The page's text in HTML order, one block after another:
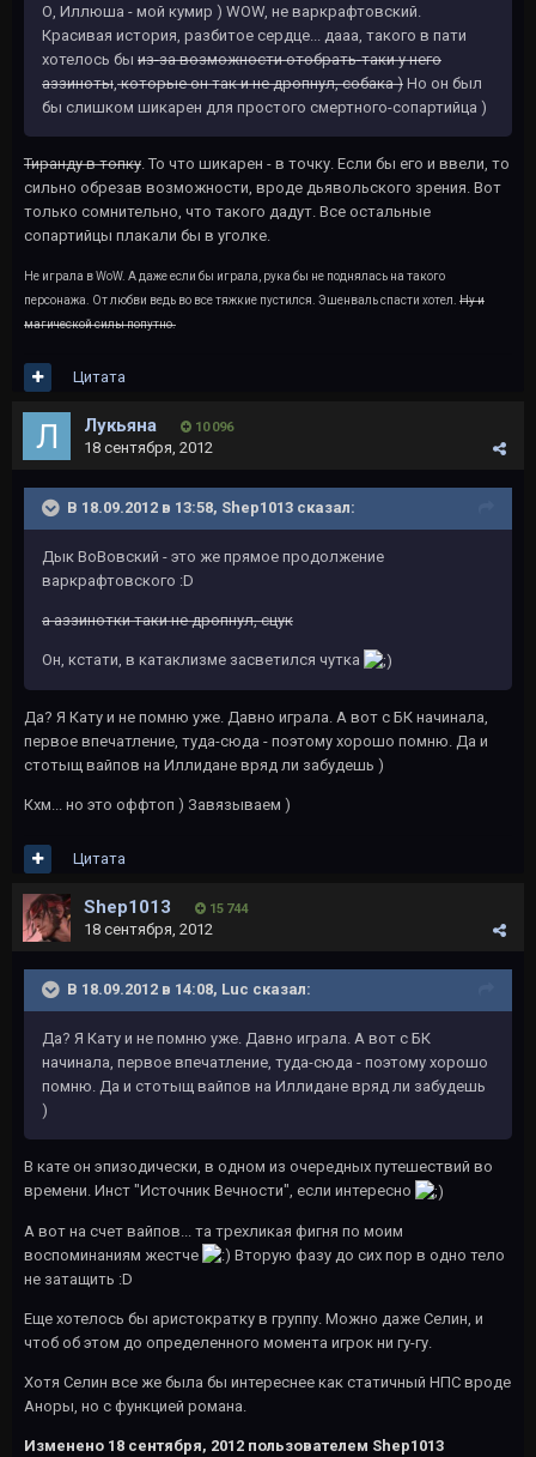
О, Иллюша - мой кумир ) WOW, не варкрафтовский.
Красивая история, разбитое сердце... дааа, такого в пати
хотелось бы из-за возможности отобрать-таки у него
аззиноты,которые он так и не дропнул, собака ) Но он был
бы слишком шикарен для простого смертного-сопартийца )
Тиранду в топку. То что шикарен - в точку. Если бы его и ввели, то
сильно обрезав возможности, вроде дьявольского зрения. Вот
только сомнительно, что такого дадут. Все остальные
сопартийцы плакали бы в уголке.
Не играла в WoW. А даже если бы играла, рука бы не поднялась на такого
персонажа. От любви ведь во все тяжкие пустился. Эшенваль спасти хотел. Ну и
магической силы попутно.
Цитата
Лукьяна 10 096
18 сентября, 2012
В 18.09.2012 в 13:58, Shep1013 сказал:
Дык ВоВовский - это же прямое продолжение
варкрафтовского :D
а аззинотки таки не дропнул, сцук
Он, кстати, в катаклизме засветился чутка
Да? Я Кату и не помню уже. Давно играла. А вот с БК начинала,
первое впечатление, туда-сюда - поэтому хорошо помню. Да и
стотыщ вайпов на Иллидане вряд ли забудешь )
Кхм... но это оффтоп ) Завязываем )
Цитата
Shep1013 15 744
18 сентября, 2012
В 18.09.2012 в 14:08, Luc сказал:
Да? Я Кату и не помню уже. Давно играла. А вот с БК
начинала, первое впечатление, туда-сюда - поэтому хорошо
помню. Да и стотыщ вайпов на Иллидане вряд ли забудешь
)
В кате он эпизодически, в одном из очередных путешествий во
времени. Инст "Источник Вечности", если интересно
А вот на счет вайпов... та трехликая фигня по моим
воспоминаниям жестче
Вторую фазу до сих пор в одно тело
не затащить :D
Еще хотелось бы аристократку в группу. Можно даже Селин, и
чтоб об этом до определенного момента игрок ни гу-гу.
Хотя Селин все же была бы интереснее как статичный НПС вроде
Аноры, но с функцией романа.
Изменено 18 сентября, 2012 пользователем Shep1013